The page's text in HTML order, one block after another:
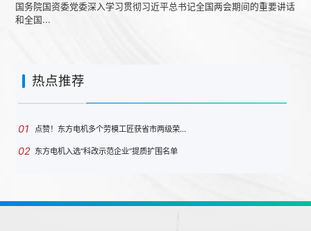
国务院国资委党委深入学习贯彻习近平总书记全国两会期间的重要讲话
和全国...
热点推荐
01 点赞！东方电机多个劳模工匠获省市两级荣…
02 东方电机入选“科改示范企业”提质扩围名单